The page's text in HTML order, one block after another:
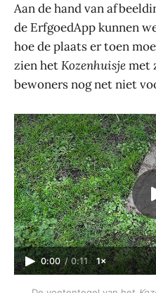
Aan de hand van
de ErfgoedApp kunnen
hoe de plaats er toen
zien hetKozenhuisjemet
bewoners nog net niet
0:00 / 0:11 1×